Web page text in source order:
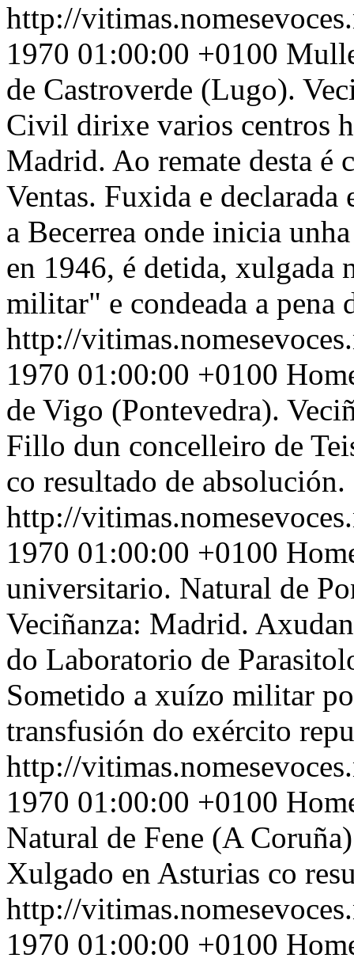
http://
1970 01:00:00 +0100
de Castroverde (Lugo).
Civil dirixe varios centros
Madrid. Ao remate desta é
Ventas. Fuxida e
a Becerrea onde inicia
en 1946, é detida,
militar" e condeada a pena
http://
1970 01:00:00 +0100
de Vigo (Pontevedra).
Fillo dun concelleiro de
co resultado de absolución.
http://
1970 01:00:00 +0100
universitario. Natural de
Veciñanza: Madrid.
do Laboratorio de
Sometido a xuízo militar
transfusión do exército
http://
1970 01:00:00 +0100
Natural de Fene (A
Xulgado en Asturias co
http://
1970 01:00:00 +0100